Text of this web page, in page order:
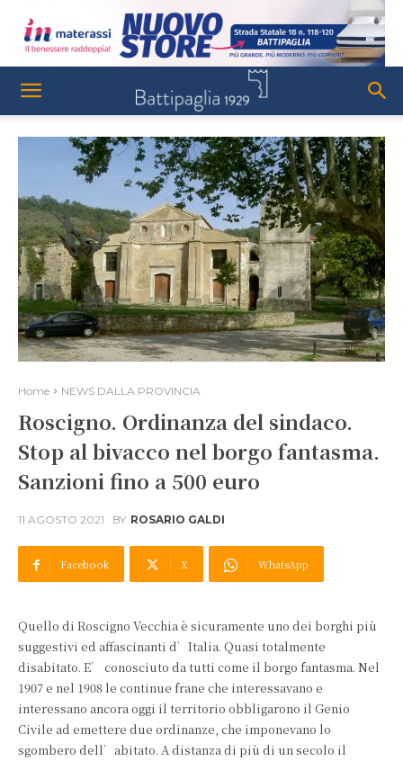
Home NEWS DALLA PROVINCIA
Roscigno. Ordinanza del sindaco.
Stop al bivacco nel borgo fantasma.
Sanzioni fino a 500 euro
11 AGOSTO 2021 BY ROSARIO GALDI
Facebook X WhatsApp
Quello di Roscigno Vecchia è sicuramente uno dei borghi più
suggestivi ed affascinanti d’Italia. Quasi totalmente
disabitato. E’ conosciuto da tutti come il borgo fantasma. Nel
1907 e nel 1908 le continue frane che interessavano e
interessano ancora oggi il territorio obbligarono il Genio
Civile ad emettere due ordinanze, che imponevano lo
sgombero dell’abitato. A distanza di più di un secolo il